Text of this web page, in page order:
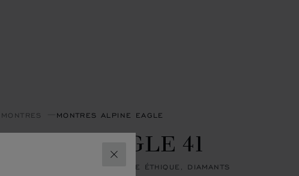
FERMER
MONTRES MONTRES ALPINE EAGLE
ALPINE EAGLE 41
41 MM, AUTOMATIQUE, OR ROSE ÉTHIQUE, DIAMANTS